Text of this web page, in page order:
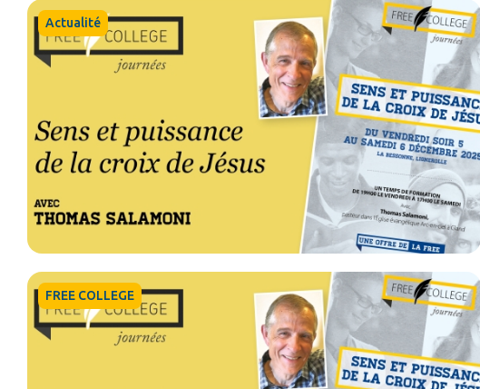
Actualité
FREE COLLEGE